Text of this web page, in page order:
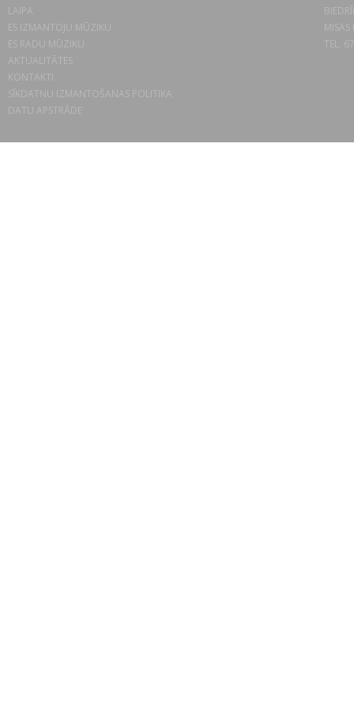
LAIPA
ES IZMANTOJU MŪZIKU
ES RADU MŪZIKU
AKTUALITĀTES
KONTAKTI
SĪKDATŅU IZMANTOŠANAS POLITIKA
DATU APSTRĀDE
TEL.